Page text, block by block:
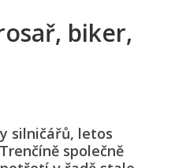
biker,
silničářů, letos
společně